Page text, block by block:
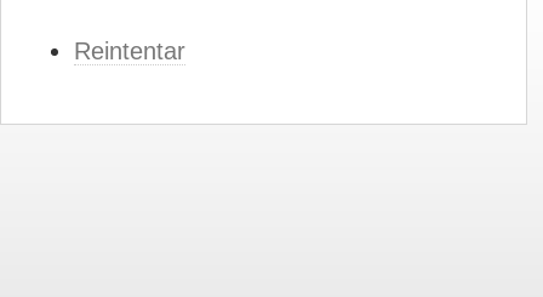
Reintentar